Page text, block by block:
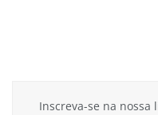
Inscreva-se na